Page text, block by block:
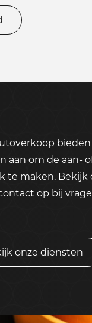
aan om de aan-
te maken. Bekijk
op bij
onze diensten